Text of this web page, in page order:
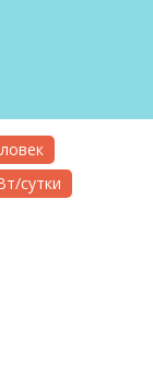
сутки